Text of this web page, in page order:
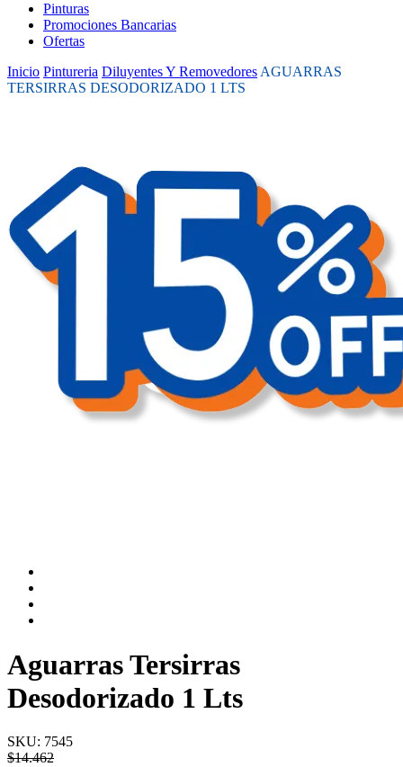
Pinturas
Promociones Bancarias
Ofertas
Inicio Pintureria Diluyentes Y Removedores AGUARRAS
TERSIRRAS DESODORIZADO 1 LTS
Aguarras Tersirras
Desodorizado 1 Lts
SKU: 7545
$14.462